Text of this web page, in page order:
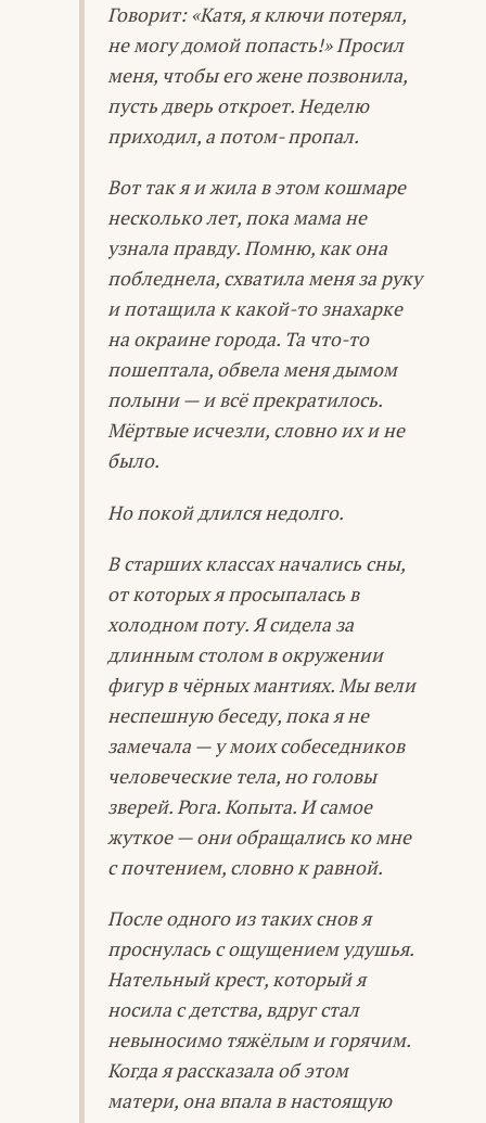
Говорит: «Катя, я ключи потерял,
не могу домой попасть!» Просил
меня, чтобы его жене позвонила,
пусть дверь откроет. Неделю
приходил, а потом- пропал.
Вот так я и жила в этом кошмаре
несколько лет, пока мама не
узнала правду. Помню, как она
побледнела, схватила меня за руку
и потащила к какой-то знахарке
на окраине города. Та что-то
пошептала, обвела меня дымом
полыни — и всё прекратилось.
Мёртвые исчезли, словно их и не
было.
Но покой длился недолго.
В старших классах начались сны,
от которых я просыпалась в
холодном поту. Я сидела за
длинным столом в окружении
фигур в чёрных мантиях. Мы вели
неспешную беседу, пока я не
замечала — у моих собеседников
человеческие тела, но головы
зверей. Рога. Копыта. И самое
жуткое — они обращались ко мне
с почтением, словно к равной.
После одного из таких снов я
проснулась с ощущением удушья.
Нательный крест, который я
носила с детства, вдруг стал
невыносимо тяжёлым и горячим.
Когда я рассказала об этом
матери, она впала в настоящую